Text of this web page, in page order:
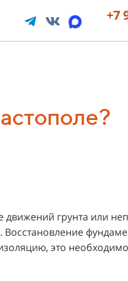
+7
движений грунта или
это